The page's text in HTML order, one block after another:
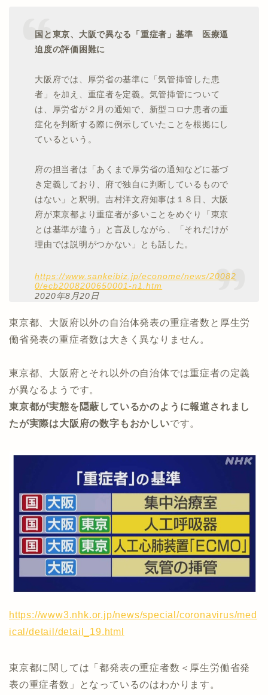
国と東京、大阪で異なる「重症者」基準 医療逼
迫度の評価困難に
大阪府では、厚労省の基準に「気管挿管した患
者」を加え、重症者を定義。気管挿管について
は、厚労省が２月の通知で、新型コロナ患者の重
症化を判断する際に例示していたことを根拠にし
ているという。
府の担当者は「あくまで厚労省の通知などに基づ
き定義しており、府で独自に判断しているもので
はない」と釈明。吉村洋文府知事は１８日、大阪
府が東京都より重症者が多いことをめぐり「東京
とは基準が違う」と言及しながら、「それだけが
理由では説明がつかない」とも話した。
https://www.sankeibiz.jp/econome/news/20082
0/ecb2008200650001-n1.htm
2020年8月20日
東京都、大阪府以外の自治体発表の重症者数と厚生労
働省発表の重症者数は大きく異なりません。
東京都、大阪府とそれ以外の自治体では重症者の定義
が異なるようです。
東京都が実態を隠蔽しているかのように報道されまし
たが実際は大阪府の数字もおかしいです。
https://www3.nhk.or.jp/news/special/coronavirus/med
ical/detail/detail_19.html
東京都に関しては「都発表の重症者数＜厚生労働省発
表の重症者数」となっているのはわかります。